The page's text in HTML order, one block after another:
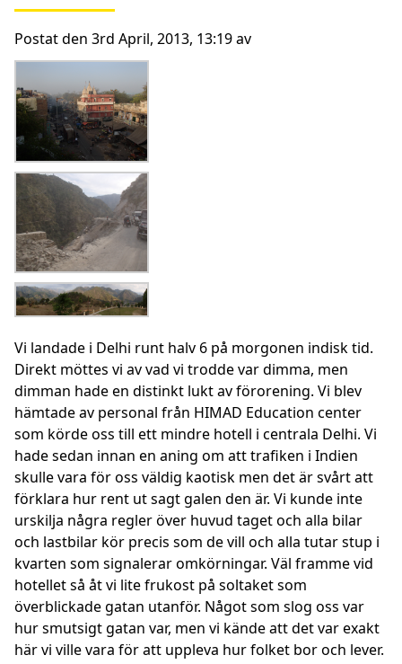
Postat den 3rd April, 2013, 13:19 av
Vi landade i Delhi runt halv 6 på morgonen indisk tid.
Direkt möttes vi av vad vi trodde var dimma, men
dimman hade en distinkt lukt av förorening. Vi blev
hämtade av personal från HIMAD Education center
som körde oss till ett mindre hotell i centrala Delhi. Vi
hade sedan innan en aning om att trafiken i Indien
skulle vara för oss väldig kaotisk men det är svårt att
förklara hur rent ut sagt galen den är. Vi kunde inte
urskilja några regler över huvud taget och alla bilar
och lastbilar kör precis som de vill och alla tutar stup i
kvarten som signalerar omkörningar. Väl framme vid
hotellet så åt vi lite frukost på soltaket som
överblickade gatan utanför. Något som slog oss var
hur smutsigt gatan var, men vi kände att det var exakt
här vi ville vara för att uppleva hur folket bor och lever.